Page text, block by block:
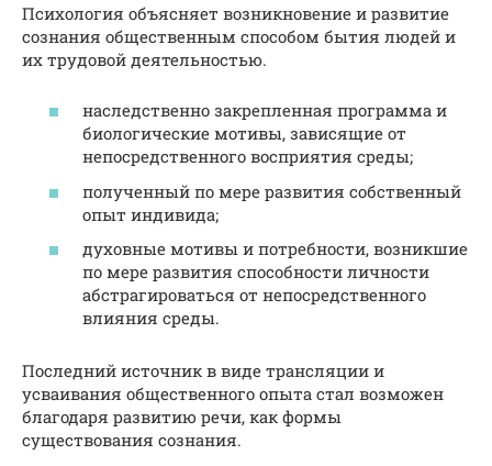
Психология объясняет возникновение и развитие
сознания общественным способом бытия людей и
их трудовой деятельностью.
наследственно закрепленная программа и
биологические мотивы, зависящие от
непосредственного восприятия среды;
полученный по мере развития собственный
опыт индивида;
духовные мотивы и потребности, возникшие
по мере развития способности личности
абстрагироваться от непосредственного
влияния среды.
Последний источник в виде трансляции и
усваивания общественного опыта стал возможен
благодаря развитию речи, как формы
существования сознания.